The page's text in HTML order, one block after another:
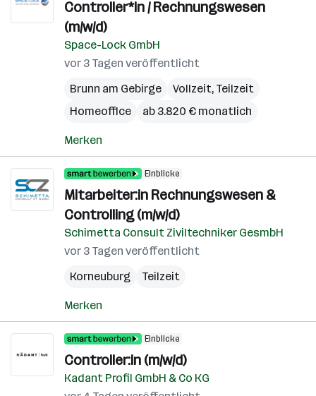
Controller*in / Rechnungswesen
(m/w/d)
Space-Lock GmbH
vor 3 Tagen veröffentlicht
Brunn am Gebirge
Vollzeit, Teilzeit
Homeoffice
ab 3.820 € monatlich
Merken
Einblicke
Mitarbeiter:in Rechnungswesen &
Controlling (m/w/d)
Schimetta Consult Ziviltechniker GesmbH
vor 3 Tagen veröffentlicht
Korneuburg
Teilzeit
Merken
Einblicke
Controller:in (m/w/d)
Kadant Profil GmbH & Co KG